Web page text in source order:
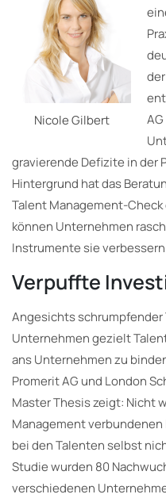
Nicole Gilbert
gravierende Defizite in der
Hintergrund hat das
Talent Management-
können Unternehmen
Instrumente sie
Verpuffte
Angesichts
Unternehmen gezielt
ans Unternehmen zu
Promerit AG und London
Master Thesis zeigt: Nicht
Management
bei den Talenten selbst
Studie wurden 80
verschiedenen